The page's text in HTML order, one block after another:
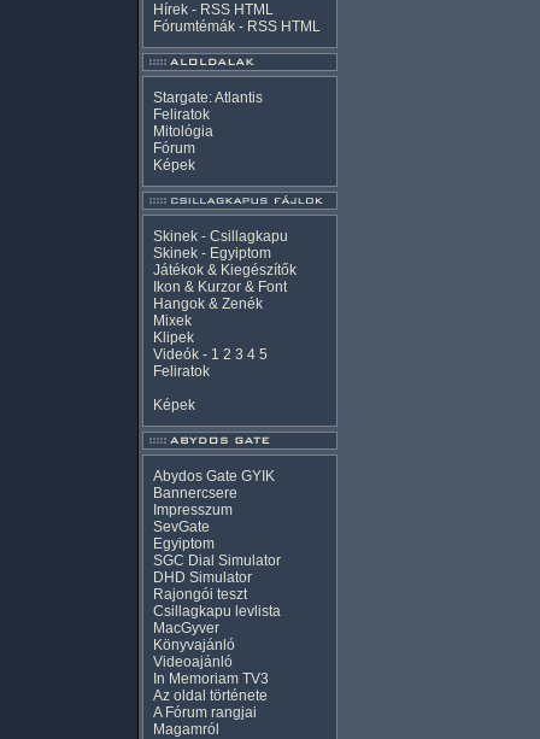
Hírek - RSS HTML
Fórumtémák - RSS HTML
Stargate: Atlantis
Feliratok
Mitológia
Fórum
Képek
Skinek - Csillagkapu
Skinek - Egyiptom
Játékok & Kiegészítők
Ikon & Kurzor & Font
Hangok & Zenék
Mixek
Klipek
Videók - 1 2 3 4 5
Feliratok
Képek
Abydos Gate GYIK
Bannercsere
Impresszum
SevGate
Egyiptom
SGC Dial Simulator
DHD Simulator
Rajongói teszt
Csillagkapu levlista
MacGyver
Könyvajánló
Videoajánló
In Memoriam TV3
Az oldal története
A Fórum rangjai
Magamról